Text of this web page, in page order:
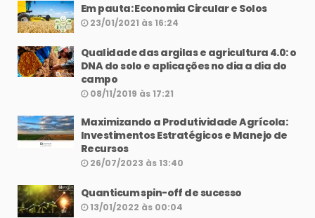
Em pauta: Economia Circular e Solos
23/01/2021 às 16:24
Qualidade das argilas e agricultura 4.0: o
DNA do solo e aplicações no dia a dia do
campo
08/11/2019 às 17:21
Maximizando a Produtividade Agrícola:
Investimentos Estratégicos e Manejo de
Recursos
26/07/2023 às 13:40
Quanticum spin-off de sucesso
13/01/2022 às 00:04